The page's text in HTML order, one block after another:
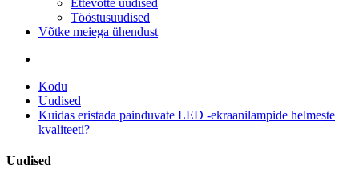
Ettevõtte uudised
Tööstusuudised
Võtke meiega ühendust
Kodu
Uudised
Kuidas eristada painduvate LED -ekraanilampide helmeste
kvaliteeti?
Uudised